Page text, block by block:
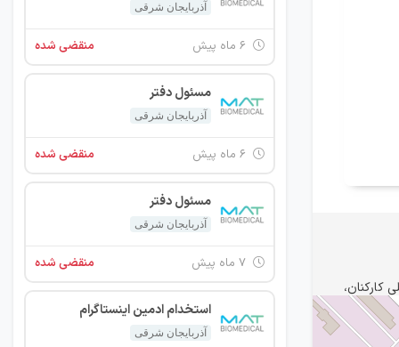
کارکنان،
آذربایجان شرقی
منقضی شده
مسئول دفتر
آذربایجان شرقی
منقضی شده
مسئول دفتر
آذربایجان شرقی
منقضی شده
استخدام ادمین اینستاگرام
آذربایجان شرقی